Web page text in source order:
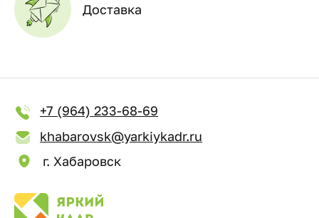
Доставка
+7 (964) 233-68-69
khabarovsk@yarkiykadr.ru
г. Хабаровск